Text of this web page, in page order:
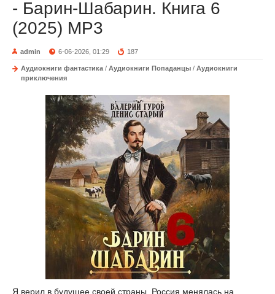
- Барин-Шабарин. Книга 6
(2025) МР3
admin 6-06-2026, 01:29 187
Аудиокниги фантастика / Аудиокниги Попаданцы / Аудиокниги
приключения
Я верил в будущее своей страны, Россия менялась на